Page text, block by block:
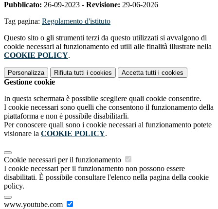
Pubblicato: 26-09-2023 - Revisione: 29-06-2026
Tag pagina: Regolamento d'istituto
Questo sito o gli strumenti terzi da questo utilizzati si avvalgono di
cookie necessari al funzionamento ed utili alle finalità illustrate nella
COOKIE POLICY.
Personalizza Rifiuta tutti i cookies Accetta tutti i cookies
Gestione cookie
In questa schermata è possibile scegliere quali cookie consentire.
I cookie necessari sono quelli che consentono il funzionamento della
piattaforma e non è possibile disabilitarli.
Per conoscere quali sono i cookie necessari al funzionamento potete
visionare la COOKIE POLICY.
Cookie necessari per il funzionamento
I cookie necessari per il funzionamento non possono essere
disabilitati. È possibile consultare l'elenco nella pagina della cookie
policy.
www.youtube.com